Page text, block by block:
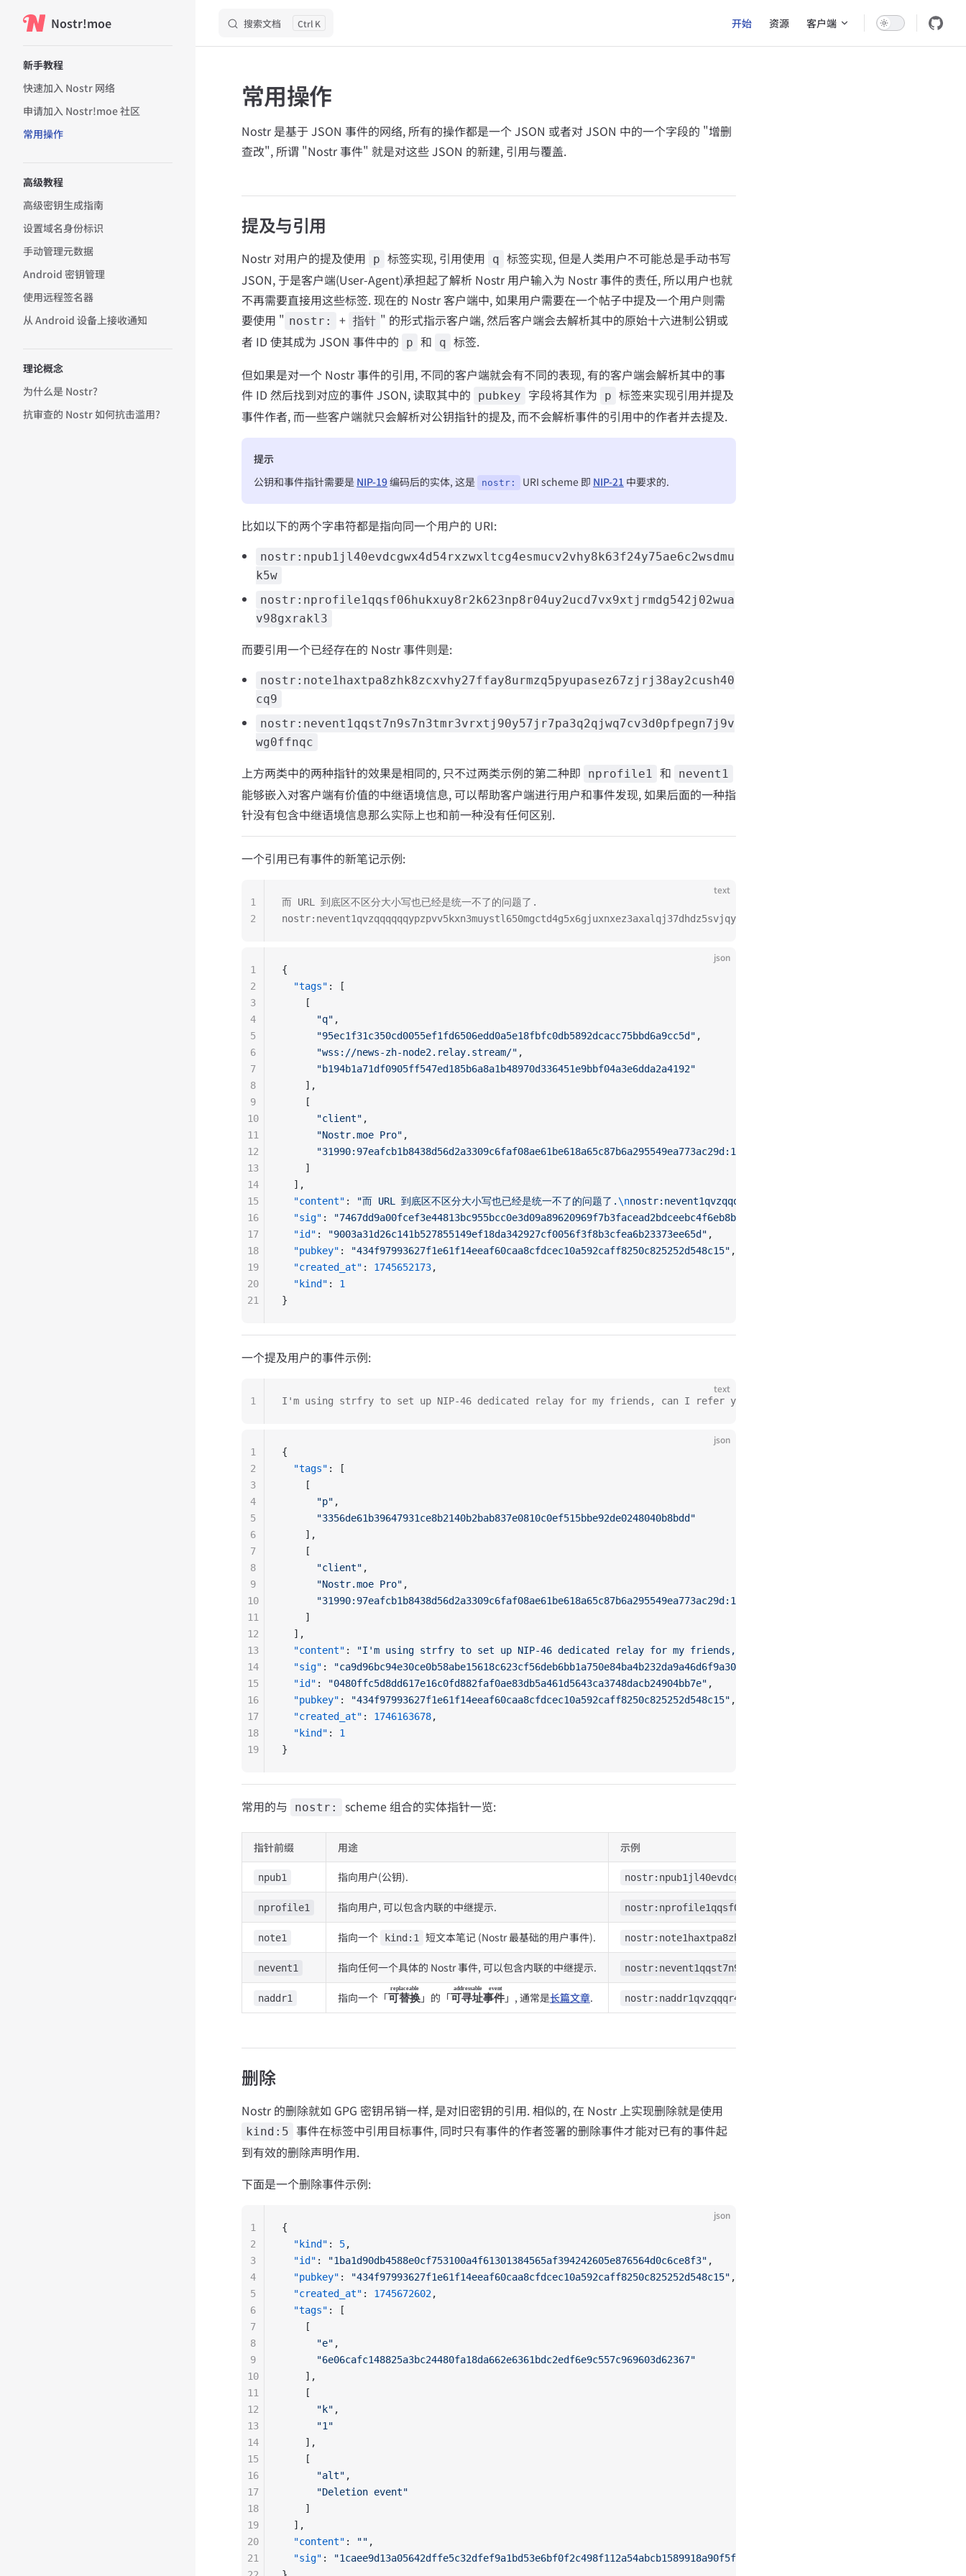
跳转到内容Nostr!moe 搜索文档 K 开始 资源 客户端
新手教程
快速加入 Nostr 网络
申请加入 Nostr!moe 社区
常用操作
高级教程
高级密钥生成指南
设置域名身份标识
手动管理元数据
Android 密钥管理
使用远程签名器
从 Android 设备上接收通知
理论概念
为什么是 Nostr?
抗审查的 Nostr 如何抗击滥用?
常用操作
Nostr 是基于 JSON 事件的网络, 所有的操作都是一个 JSON 或者对 JSON 中的一个字段的 "增删
查改", 所谓 "Nostr 事件" 就是对这些 JSON 的新建, 引用与覆盖.
提及与引用
Nostr 对用户的提及使用 p 标签实现, 引用使用 q 标签实现, 但是人类用户不可能总是手动书写
JSON, 于是客户端(User-Agent)承担起了解析 Nostr 用户输入为 Nostr 事件的责任, 所以用户也就
不再需要直接用这些标签. 现在的 Nostr 客户端中, 如果用户需要在一个帖子中提及一个用户则需
要使用 " nostr: + 指针 " 的形式指示客户端, 然后客户端会去解析其中的原始十六进制公钥或
者 ID 使其成为 JSON 事件中的
p 和 q 标签.
但如果是对一个 Nostr 事件的引用, 不同的客户端就会有不同的表现, 有的客户端会解析其中的事
件 ID 然后找到对应的事件 JSON, 读取其中的
pubkey 字段将其作为 p 标签来实现引用并提及
事件作者, 而一些客户端就只会解析对公钥指针的提及, 而不会解析事件的引用中的作者并去提及.
提示
公钥和事件指针需要是 NIP-19编码后的实体, 这是 nostr: URI scheme 即 NIP-21 中要求的.
比如以下的两个字串符都是指向同一个用户的 URI:
nostr:npub1jl40evdcgwx4d54rxzwxltcg4esmucv2vhy8k63f24y75ae6c2wsdmu
k5w
nostr:nprofile1qqsf06hukxuy8r2k623np8r04uy2ucd7vx9xtjrmdg542j02wua
v98gxrakl3
而要引用一个已经存在的 Nostr 事件则是:
nostr:note1haxtpa8zhk8zcxvhy27ffay8urmzq5pyupasez67zjrj38ay2cush40
cq9
nostr:nevent1qqst7n9s7n3tmr3vrxtj90y57jr7pa3q2qjwq7cv3d0pfpegn7j9v
wg0ffnqc
上方两类中的两种指针的效果是相同的, 只不过两类示例的第二种即 nprofile1 和 nevent1
能够嵌入对客户端有价值的中继语境信息, 可以帮助客户端进行用户和事件发现, 如果后面的一种指
针没有包含中继语境信息那么实际上也和前一种没有任何区别.
一个引用已有事件的新笔记示例:
text
而 URL 到底区不区分大小写也已经是统一不了的问题了.
1
2
json
{
  "tags"
: [
    [
      "q"
,
      "95ec1f31c350cd0055ef1fd6506edd0a5e18fbfc0db5892dcacc75bbd6a9cc5d"
,
      "wss://news-zh-node2.relay.stream/"
,
      "b194b1a71df0905ff547ed185b6a8a1b48970d336451e9bbf04a3e6dda2a4192"
    ],
    [
      "client"
,
      "Nostr.moe Pro"
,
      "31990:97eafcb1b8438d56d2a3309c6faf08ae61be618a65c87b6a295549ea773ac29d:1743731289"
    ]
  ],
  "content"
: "而 URL 到底区不区分大小写也已经是统一不了的问题了.\n
  "sig"
:
  "id"
: "9003a31d26c141b527855149ef18da342927cf0056f3f8b3cfea6b23373ee65d" ,
  "pubkey"
: "434f97993627f1e61f14eeaf60caa8cfdcec10a592caff8250c825252d548c15" ,
  "created_at"
: 1745652173,
  "kind"
: 1
}
1
2
3
4
5
6
7
8
9
10
11
12
13
14
15
16
17
18
19
20
21
一个提及用户的事件示例:
text
I'm using strfry to set up NIP-46 dedicated relay for my friends, can I refer your relay.nsec.app configuration file?
1
json
{
  "tags"
: [
    [
      "p"
,
      "3356de61b39647931ce8b2140b2bab837e0810c0ef515bbe92de0248040b8bdd"
    ],
    [
      "client"
,
      "Nostr.moe Pro"
,
      "31990:97eafcb1b8438d56d2a3309c6faf08ae61be618a65c87b6a295549ea773ac29d:1743731289"
    ]
  ],
  "content"
:
"I'm using strfry to set up NIP-46 dedicated relay for my friends, can I refer your relay.nsec.app
  "sig"
:
  "id"
: "0480ffc5d8dd617e16c0fd882faf0ae83db5a461d5643ca3748dacb24904bb7e" ,
  "pubkey"
: "434f97993627f1e61f14eeaf60caa8cfdcec10a592caff8250c825252d548c15" ,
  "created_at"
: 1746163678,
  "kind"
: 1
}
1
2
3
4
5
6
7
8
9
10
11
12
13
14
15
16
17
18
19
常用的与 nostr: scheme 组合的实体指针一览:
指针前缀 用途 示例
npub1 指向用户(公钥).
nprofile1 指向用户, 可以包含内联的中继提示.
note1 指向一个 kind:1 短文本笔记 (Nostr 最基础的用户事件).
nevent1 指向任何一个具体的 Nostr 事件, 可以包含内联的中继提示.
naddr1 指向一个「可替换
replaceable
」的「可寻址事件
addressable event
」, 通常是长篇文章.
删除
Nostr 的删除就如 GPG 密钥吊销一样, 是对旧密钥的引用. 相似的, 在 Nostr 上实现删除就是使用
kind:5 事件在标签中引用目标事件, 同时只有事件的作者签署的删除事件才能对已有的事件起
到有效的删除声明作用.
下面是一个删除事件示例:
json
{
  "kind"
: 5,
  "id"
: "1ba1d90db4588e0cf753100a4f61301384565af394242605e876564d0c6ce8f3" ,
  "pubkey"
: "434f97993627f1e61f14eeaf60caa8cfdcec10a592caff8250c825252d548c15" ,
  "created_at"
: 1745672602,
  "tags"
: [
    [
      "e"
,
      "6e06cafc148825a3bc24480fa18da662e6361bdc2edf6e9c557c969603d62367"
    ],
    [
      "k"
,
      "1"
    ],
    [
      "alt"
,
      "Deletion event"
    ]
  ],
  "content"
: "" ,
  "sig"
:
1
2
3
4
5
6
7
8
9
10
11
12
13
14
15
16
17
18
19
20
21